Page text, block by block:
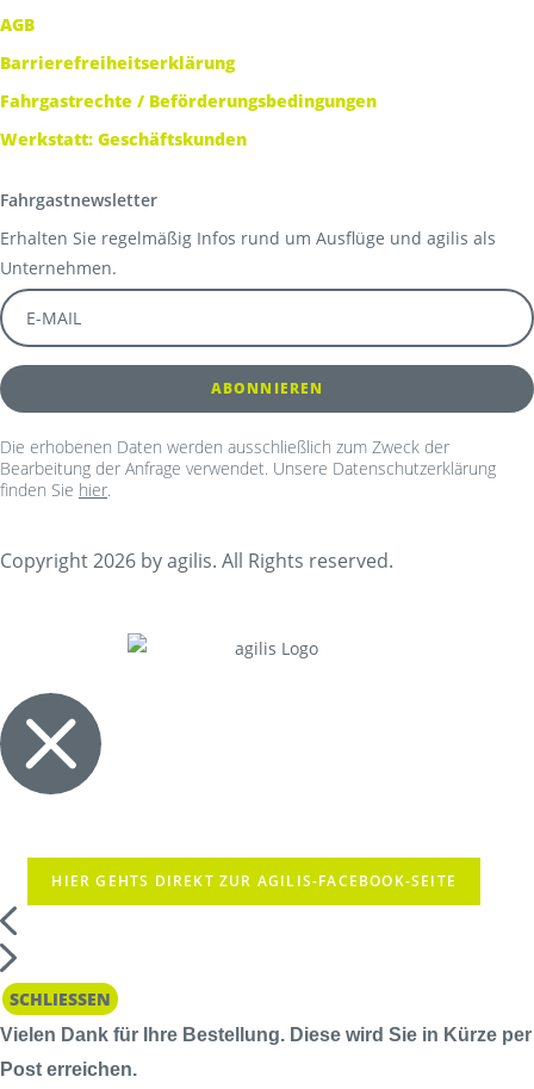
AGB
Barrierefreiheitserklärung
Fahrgastrechte / Beförderungsbedingungen
Werkstatt: Geschäftskunden
Fahrgastnewsletter
Erhalten Sie regelmäßig Infos rund um Ausflüge und agilis als
Unternehmen.
Die erhobenen Daten werden ausschließlich zum Zweck der
Bearbeitung der Anfrage verwendet. Unsere Datenschutzerklärung
finden Sie hier.
Copyright 2026 by agilis. All Rights reserved.
HIER GEHTS DIREKT ZUR AGILIS-FACEBOOK-SEITE
SCHLIESSEN
Vielen Dank für Ihre Bestellung. Diese wird Sie in Kürze per
Post erreichen.